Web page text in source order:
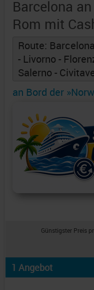
Barcelona
Rom mit
Route:
- Livorno -
Salerno -
an Bord der
Günstigster Preis
1 Angebot